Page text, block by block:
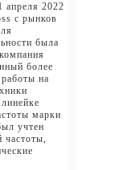
апреля 2022
c рынков
была
более
на
марки
учтен
частоты,